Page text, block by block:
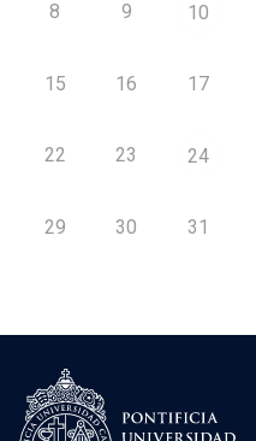
8 9 10
15 16 17
22 23 24
29 30 31